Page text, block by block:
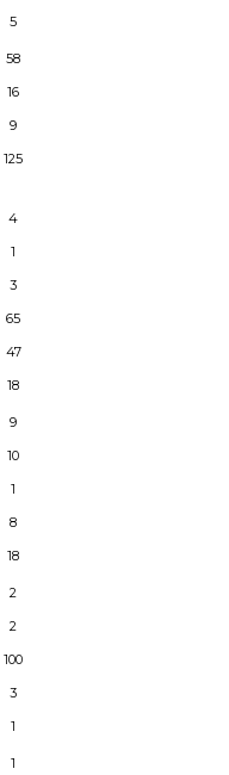
5
58
16
9
125
4
1
3
65
47
18
9
10
1
8
18
2
2
100
3
1
1